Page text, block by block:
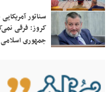
سناتور
کروز: فرقی
جمهوری اسلامی